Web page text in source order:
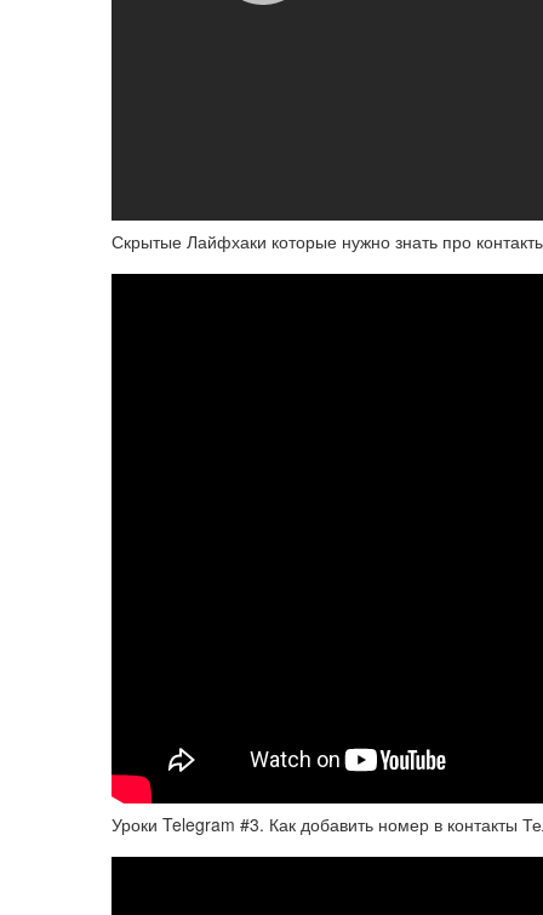
Скрытые Лайфхаки которые нужно знать про
Уроки Telegram #3. Как добавить номер в контакты